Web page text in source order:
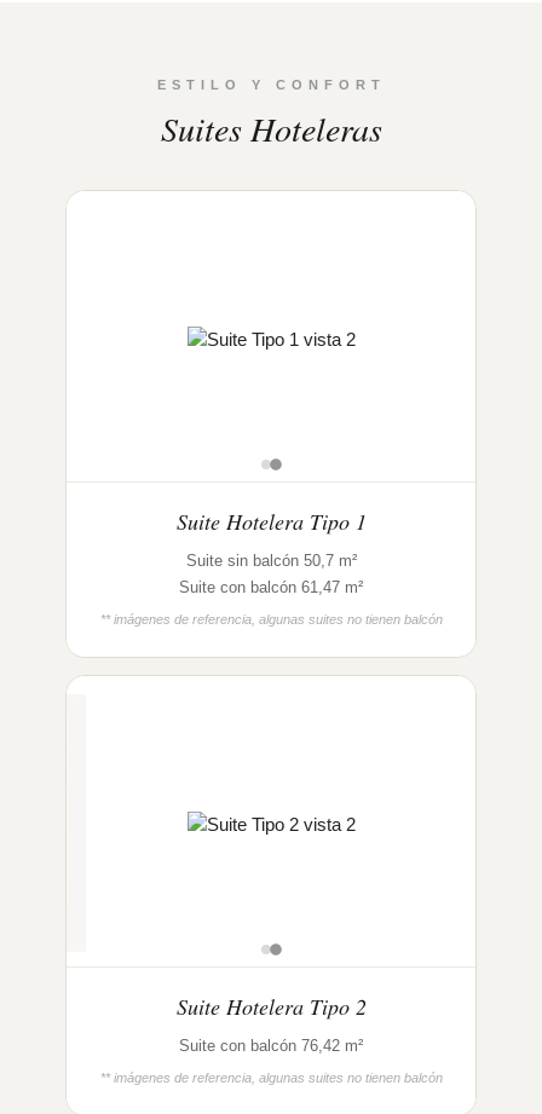
ESTILO Y CONFORT
Suites Hoteleras
Suite Hotelera Tipo 1
Suite sin balcón 50,7 m²
Suite con balcón 61,47 m²
** imágenes de referencia, algunas suites no tienen balcón
Suite Hotelera Tipo 2
Suite con balcón 76,42 m²
** imágenes de referencia, algunas suites no tienen balcón